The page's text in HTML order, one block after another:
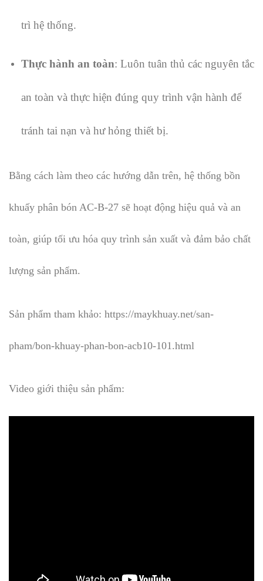
trì hệ thống.
Thực hành an toàn: Luôn tuân thủ các nguyên tắc
an toàn và thực hiện đúng quy trình vận hành để
tránh tai nạn và hư hỏng thiết bị.
Bằng cách làm theo các hướng dẫn trên, hệ thống bồn
khuấy phân bón AC-B-27 sẽ hoạt động hiệu quả và an
toàn, giúp tối ưu hóa quy trình sản xuất và đảm bảo chất
lượng sản phẩm.
Sản phẩm tham khảo: https://maykhuay.net/san-
pham/bon-khuay-phan-bon-acb10-101.html
Video giới thiệu sản phẩm: